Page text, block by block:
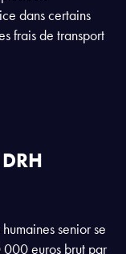
dans certains
frais de transport
senior se
euros brut par